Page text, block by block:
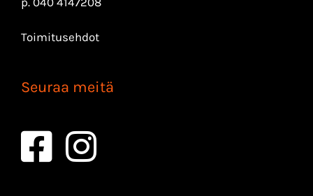
Toimitusehdot
Seuraa meitä